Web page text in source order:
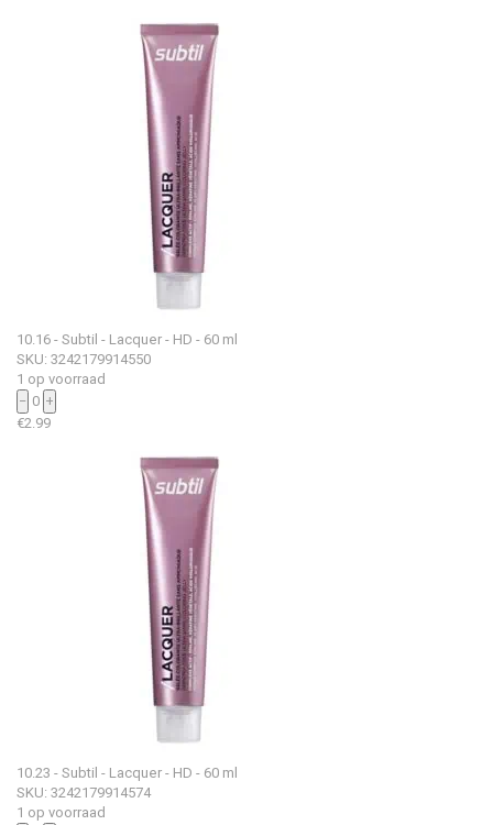
10.16 - Subtil - Lacquer - HD - 60 ml
SKU: 3242179914550
1 op voorraad
− 0 +
€2.99
10.23 - Subtil - Lacquer - HD - 60 ml
SKU: 3242179914574
1 op voorraad